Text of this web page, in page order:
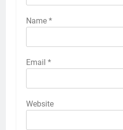
Name *
Email *
Website